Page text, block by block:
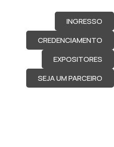
INGRESSO
CREDENCIAMENTO
EXPOSITORES
SEJA UM PARCEIRO